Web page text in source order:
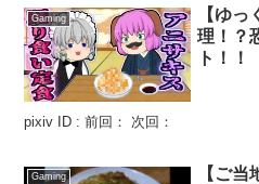
Gaming
【ゆ
理！？
ト！！
pixiv ID : 前回： 次回：
Gaming
【ご